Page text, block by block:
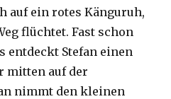
auf ein rotes Känguruh,
flüchtet. Fast schon
entdeckt Stefan einen
mitten auf der
nimmt den kleinen